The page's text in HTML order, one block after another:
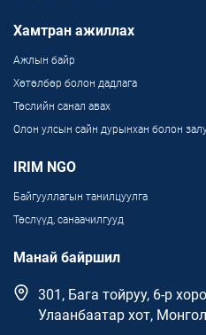
Хамтран ажиллах
Ажлын байр
Хөтөлбөр болон дадлага
Төслийн санал авах
Олон улсын сайн дурынхан болон
IRIM NGO
Байгууллагын танилцуулга
Төслүүд, санаачилгууд
Манай байршил
301, Бага тойруу, 6-р
Улаанбаатар хот,